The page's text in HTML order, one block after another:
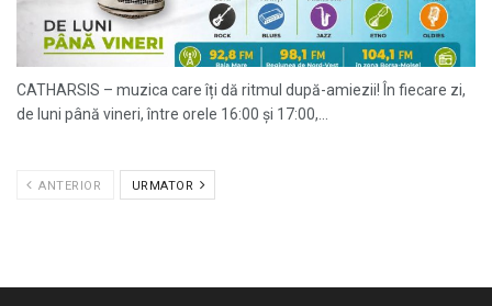
CATHARSIS – muzica care îți dă ritmul după-amiezii! În fiecare zi,
de luni până vineri, între orele 16:00 și 17:00,...
ANTERIOR URMATOR